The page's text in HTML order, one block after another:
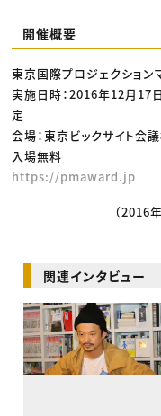
開催概要
東京国際プロジェクショ
実施日時：2016年12月
定
会場：東京ビックサイト会
入場無料
https://pmaward.jp
（2016
関連インタビュー